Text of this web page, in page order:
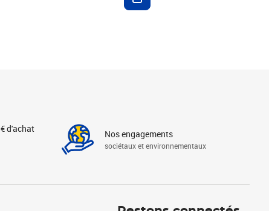
d'achat Nos engagements
sociétaux et environnementaux